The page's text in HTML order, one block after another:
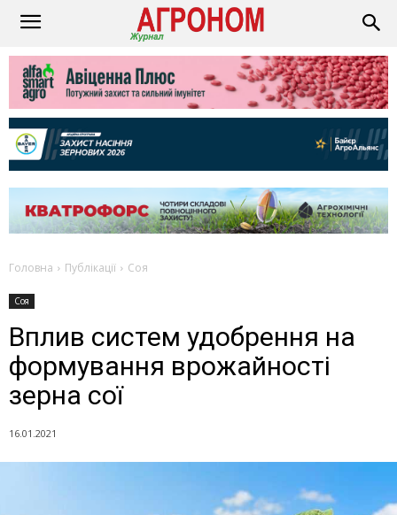
Головна Публікації Соя
Соя
Вплив систем удобрення на
формування врожайності
зерна сої
16.01.2021